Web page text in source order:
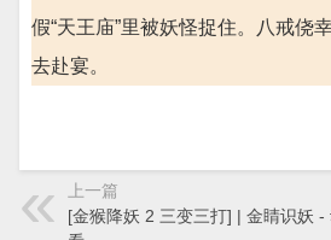
假“天王庙”里被妖怪捉住。八戒
去赴宴。
上一篇
[金猴降妖 2 三变三打] | 金睛识妖